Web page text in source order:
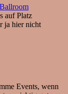
auf Platz
ja hier nicht
Events, wenn